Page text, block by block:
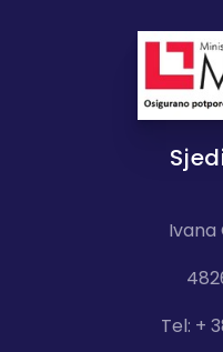
Ivana
Tel: +